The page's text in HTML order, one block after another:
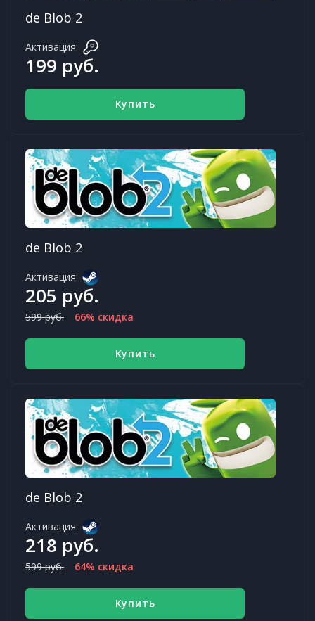
de Blob 2
Активация:
199 руб.
Купить
de Blob 2
Активация:
205 руб.
599 руб. 66% скидка
Купить
de Blob 2
Активация:
218 руб.
599 руб. 64% скидка
Купить